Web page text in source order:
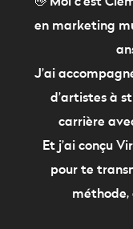
en marketing
J’ai
d’artistes à
carrière
Et j’ai conçu
pour te
méthode,